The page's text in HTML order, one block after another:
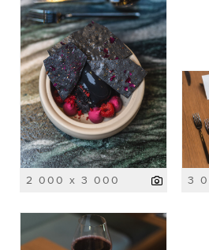
2 000 x 3 000 3